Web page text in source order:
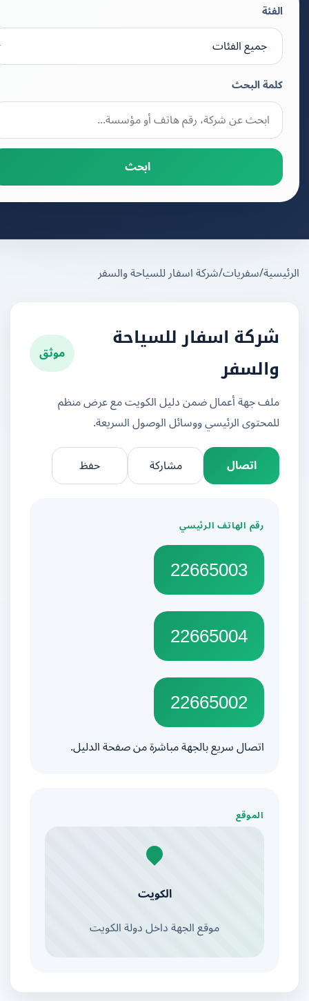
كلمة البحث
ابحث
/سفريات/شركة اسفار للسياحة والسفر
شركة اسفار للسياحة
والسفر
موثق
ملف جهة أعمال ضمن دليل الكويت مع عرض منظم
للمحتوى الرئيسي ووسائل الوصول السريعة.
اتصال
مشاركة
رقم الهاتف الرئيسي
22665003
22665004
22665002
اتصال سريع بالجهة مباشرة من صفحة الدليل.
الموقع
الكويت
موقع الجهة داخل دولة الكويت